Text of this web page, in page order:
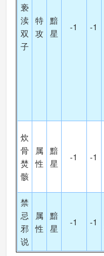
亵
渎
双
子
特
攻
黯
星
-1 -1
炊
骨
焚
骸
属
性
黯
星
-1 -1
禁
忌
邪
说
属
性
黯
星
-1 -1